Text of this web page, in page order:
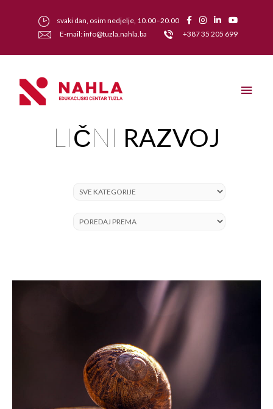
svaki dan, osim nedjelje, 10.00–20.00
E-mail: info@tuzla.nahla.ba
+387 35 205 699
LIČNI RAZVOJ